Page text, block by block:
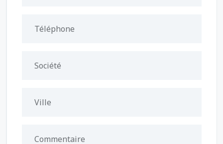
Téléphone
Société
Ville
Commentaire